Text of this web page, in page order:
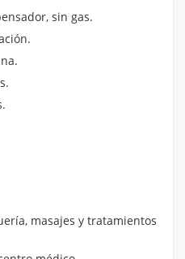
sin gas.
masajes y tratamientos